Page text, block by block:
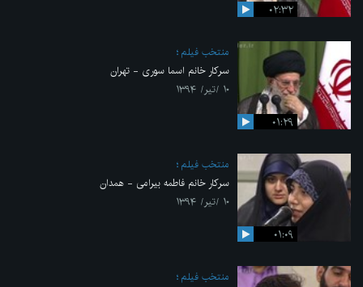
۰۲:۳۲
۰۱:۲۹
منتخب فیلم
سرکار خانم اسما سوری - تهران
۱۰ /تیر/ ۱۳۹۴
۰۱:۰۹
منتخب فیلم
سرکار خانم فاطمه بیرامی - همدان
۱۰ /تیر/ ۱۳۹۴
منتخب فیلم